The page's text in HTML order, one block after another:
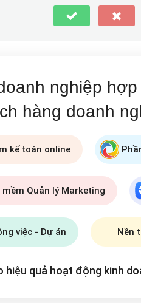
Thêm tài khoản thanh
nghiệp
hàng doanh
kế toán online
mềm Quản lý Marketing
việc - Dự án Nền
hiệu quả hoạt động kinh